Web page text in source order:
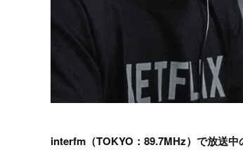
interfm（TOKYO：89.7MHz）で放送中